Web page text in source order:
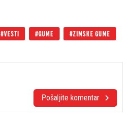
VESTI GUME ZIMSKE GUME
Pošaljite komentar